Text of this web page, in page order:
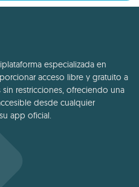
especializada en
acceso libre y gratuito a
restricciones, ofreciendo una
desde cualquier
app oficial.